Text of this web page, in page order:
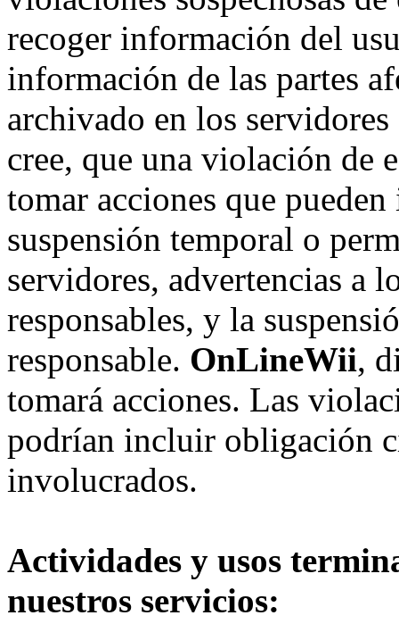
recoger información del
información de las partes
archivado en los
cree, que una violación de
tomar acciones que
suspensión temporal o
servidores, advertencias a
responsables, y la
responsable. OnLineWii,
tomará acciones. Las
podrían incluir obligación
involucrados.
Actividades y usos
nuestros servicios: